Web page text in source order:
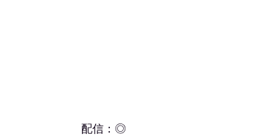
配信：◎